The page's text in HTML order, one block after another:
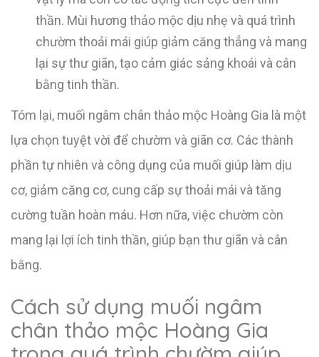
thần. Mùi hương thảo mộc dịu nhẹ và quá trình
chườm thoải mái giúp giảm căng thẳng và mang
lại sự thư giãn, tạo cảm giác sảng khoái và cân
bằng tinh thần.
Tóm lại, muối ngâm chân thảo mộc Hoàng Gia là một
lựa chọn tuyệt vời để chườm và giãn cơ. Các thành
phần tự nhiên và công dụng của muối giúp làm dịu
cơ, giảm căng cơ, cung cấp sự thoải mái và tăng
cường tuần hoàn máu. Hơn nữa, việc chườm còn
mang lại lợi ích tinh thần, giúp bạn thư giãn và cân
bằng.
Cách sử dụng muối ngâm
chân thảo mộc Hoàng Gia